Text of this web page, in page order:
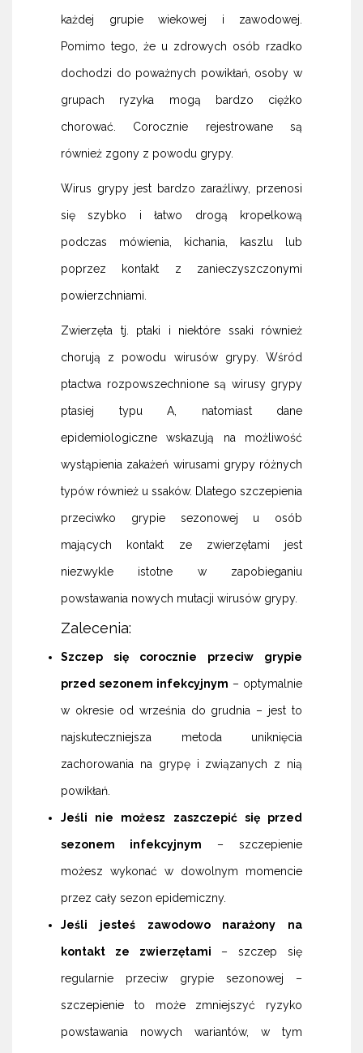
każdej grupie wiekowej i zawodowej.
Pomimo tego, że u zdrowych osób rzadko
dochodzi do poważnych powikłań, osoby w
grupach ryzyka mogą bardzo ciężko
chorować. Corocznie rejestrowane są
również zgony z powodu grypy.
Wirus grypy jest bardzo zaraźliwy, przenosi
się szybko i łatwo drogą kropelkową
podczas mówienia, kichania, kaszlu lub
poprzez kontakt z zanieczyszczonymi
powierzchniami.
Zwierzęta tj. ptaki i niektóre ssaki również
chorują z powodu wirusów grypy. Wśród
ptactwa rozpowszechnione są wirusy grypy
ptasiej typu A, natomiast dane
epidemiologiczne wskazują na możliwość
wystąpienia zakażeń wirusami grypy różnych
typów również u ssaków. Dlatego szczepienia
przeciwko grypie sezonowej u osób
mających kontakt ze zwierzętami jest
niezwykle istotne w zapobieganiu
powstawania nowych mutacji wirusów grypy.
Zalecenia:
Szczep się corocznie przeciw grypie
przed sezonem infekcyjnym – optymalnie
w okresie od września do grudnia – jest to
najskuteczniejsza metoda uniknięcia
zachorowania na grypę i związanych z nią
powikłań.
Jeśli nie możesz zaszczepić się przed
sezonem infekcyjnym – szczepienie
możesz wykonać w dowolnym momencie
przez cały sezon epidemiczny.
Jeśli jesteś zawodowo narażony na
kontakt ze zwierzętami – szczep się
regularnie przeciw grypie sezonowej –
szczepienie to może zmniejszyć ryzyko
powstawania nowych wariantów, w tym